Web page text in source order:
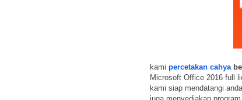
kami percetakan cahya
Microsoft Office 2016 full
kami siap mendatangi